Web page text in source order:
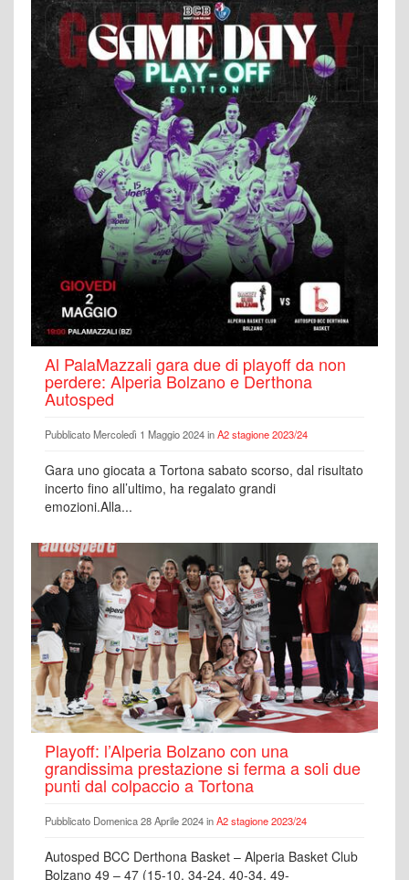
Al PalaMazzali gara due di playoff da non
perdere: Alperia Bolzano e Derthona
Autosped
Pubblicato Mercoledì 1 Maggio 2024 inA2 stagione 2023/24
Gara uno giocata a Tortona sabato scorso, dal risultato
incerto fino all’ultimo, ha regalato grandi
emozioni.Alla...
Playoff: l’Alperia Bolzano con una
grandissima prestazione si ferma a soli due
punti dal colpaccio a Tortona
Pubblicato Domenica 28 Aprile 2024 inA2 stagione 2023/24
Autosped BCC Derthona Basket – Alperia Basket Club
Bolzano 49 – 47 (15-10, 34-24, 40-34, 49-